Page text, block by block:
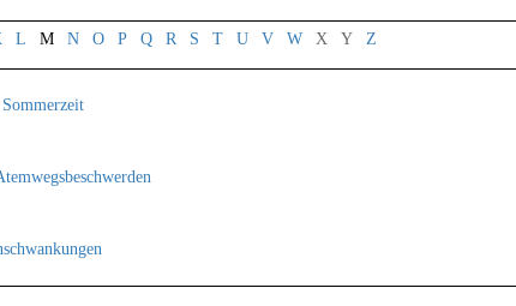
L M N O P Q R S T U V W X Y Z